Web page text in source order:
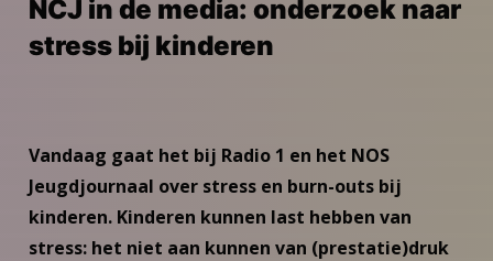
NCJ in de media: onderzoek naar
stress bij kinderen
Vandaag gaat het bij Radio 1 en het NOS
Jeugdjournaal over stress en burn-outs bij
kinderen. Kinderen kunnen last hebben van
stress: het niet aan kunnen van (prestatie)druk